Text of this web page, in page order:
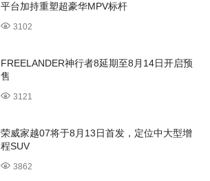
平台加持重塑超豪华MPV标杆
3102
FREELANDER神行者8延期至8月14日开启预
售
3121
荣威家越07将于8月13日首发，定位中大型增
程SUV
3862